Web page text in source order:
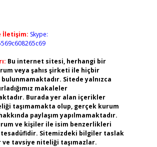
İletişim: Skype:
Bu internet sitesi, herhangi bir
veya şahıs şirketi ile hiçbir
bulunmamaktadır. Sitede yalnızca
makaleler
Burada yer alan içerikler
taşımamakta olup, gerçek kurum
paylaşım yapılmamaktadır.
ve kişiler ile isim benzerlikleri
Sitemizdeki bilgiler taslak
tavsiye niteliği taşımazlar.